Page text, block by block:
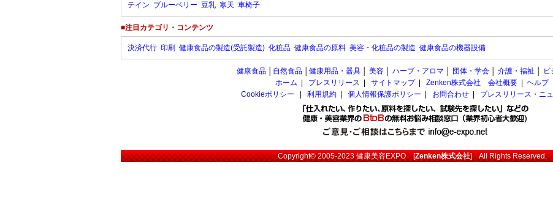
テイン ブルーベリー 豆乳 寒天 車椅子
■注目カテゴリ・コンテンツ
決済代行 印刷 健康食品の製造(受託製造) 化粧品 健康食品の原料 美容・化粧品の製造 健康食品の機器設備
健康食品 自然食品 健康用品・器具 美容 ハーブ・アロマ 団体・学会 介護・福祉
ビ
ホーム
プレスリリース サイトマップ| Zenken株式会社 会社概要
ヘルプ
Cookieポリシー
利用規約 個人情報保護ポリシー お問合わせ プレスリリース・ニ
Copyright© 2005-2023健康美容EXPO[Zenken株式会社] All Rights Reserved.